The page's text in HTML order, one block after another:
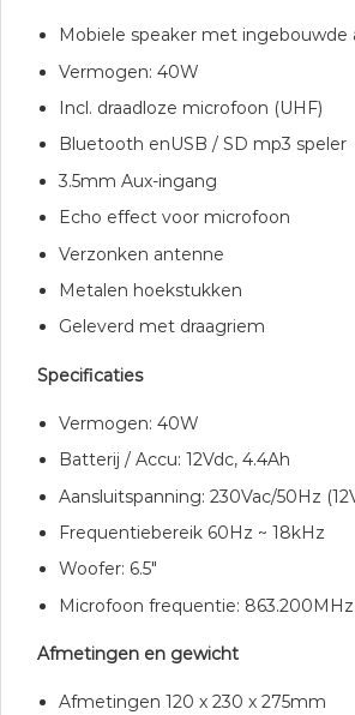
Mobiele speaker met ingebouwde
Vermogen: 40W
Incl. draadloze microfoon (UHF)
Bluetooth enUSB / SD mp3 speler
3.5mm Aux-ingang
Echo effect voor microfoon
Verzonken antenne
Metalen hoekstukken
Geleverd met draagriem
Specificaties
Vermogen: 40W
Batterij / Accu: 12Vdc, 4.4Ah
Aansluitspanning: 230Vac/50Hz
Frequentiebereik 60Hz ~ 18kHz
Woofer: 6.5″
Microfoon frequentie: 863.200MHz
Afmetingen en gewicht
Afmetingen 120 x 230 x 275mm